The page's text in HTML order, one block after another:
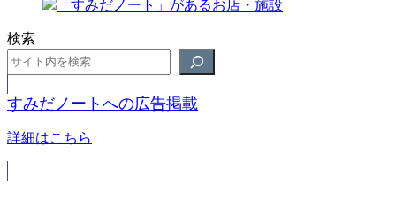
検索
すみだノートへの広告掲載
詳細はこちら